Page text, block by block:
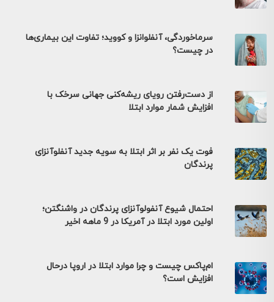
سرماخوردگی، آنفلوانزا و کووید؛ تفاوت این بیماری‌ها
در چیست؟
از دست‌رفتن رویای ریشه‌کنی جهانی سرخک با
افزایش شمار موارد ابتلا
فوت یک نفر بر اثر ابتلا به سویه جدید آنفلوآنزای
پرندگان
احتمال شیوع آنفولوآنزای پرندگان در واشنگتن؛
اولین مورد ابتلا در آمریکا در 9 ماهه اخیر
ام‌پاکس چیست و چرا موارد ابتلا در اروپا درحال
افزایش است؟